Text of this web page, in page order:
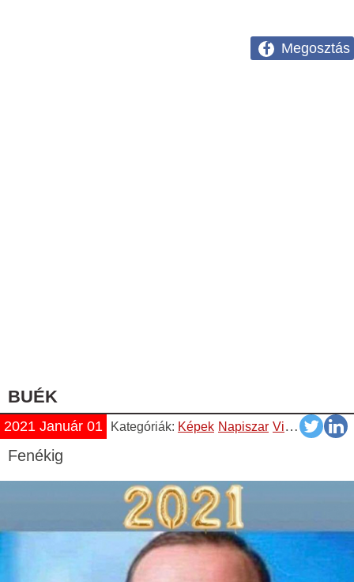
Megosztás
BUÉK
2021 Január 01 Kategóriák: Képek Napiszar Vicces
Fenékig